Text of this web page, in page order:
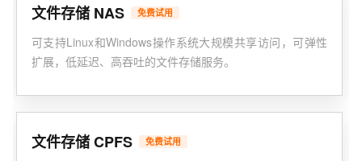
文件存储 NAS 免费试用
可支持Linux和Windows操作系统大规模共享访问，可弹性
扩展，低延迟、高吞吐的文件存储服务。
文件存储 CPFS 免费试用